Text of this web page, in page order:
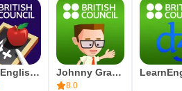
LearnEnglish Grammar Johnny Grammar Word Challenge
8.0